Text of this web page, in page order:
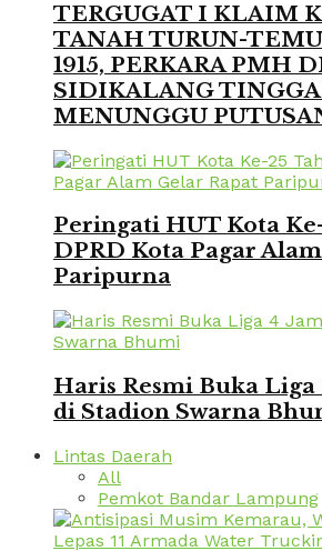
TERGUGAT I KLAIM
TANAH TURUN-
1915, PERKARA PMH
SIDIKALANG
MENUNGGU
Peringati HUT Kota
DPRD Kota Pagar
Paripurna
Haris Resmi Buka Liga
di Stadion Swarna
Lintas Daerah
All
Pemkot Bandar Lampung